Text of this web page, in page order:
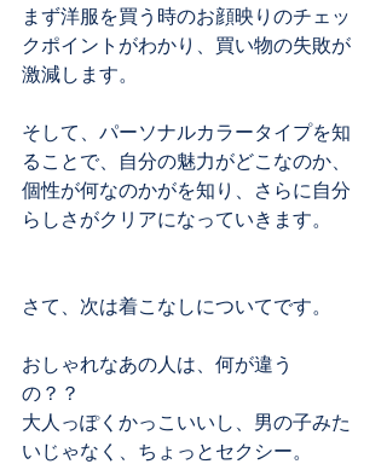
まず洋服を買う時のお顔映りのチェッ
クポイントがわかり、買い物の失敗が
激減します。
そして、パーソナルカラータイプを知
ることで、自分の魅力がどこなのか、
個性が何なのかがを知り、さらに自分
らしさがクリアになっていきます。
さて、次は着こなしについてです。
おしゃれなあの人は、何が違う
の？？
大人っぽくかっこいいし、男の子みた
いじゃなく、ちょっとセクシー。